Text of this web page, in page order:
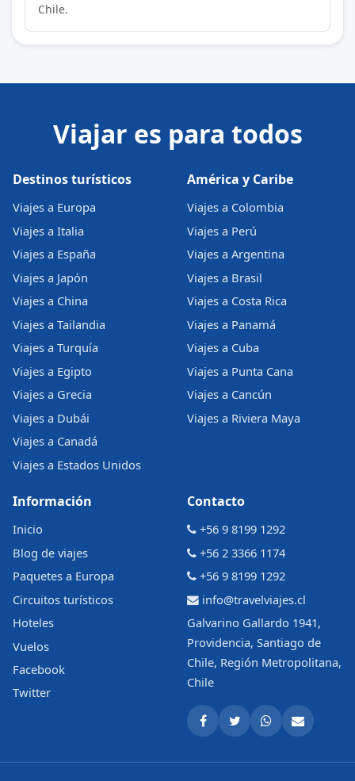
Chile.
Viajar es para todos
Destinos turísticos
Viajes a Europa
Viajes a Italia
Viajes a España
Viajes a Japón
Viajes a China
Viajes a Tailandia
Viajes a Turquía
Viajes a Egipto
Viajes a Grecia
Viajes a Dubái
Viajes a Canadá
Viajes a Estados Unidos
América y Caribe
Viajes a Colombia
Viajes a Perú
Viajes a Argentina
Viajes a Brasil
Viajes a Costa Rica
Viajes a Panamá
Viajes a Cuba
Viajes a Punta Cana
Viajes a Cancún
Viajes a Riviera Maya
Información
Inicio
Blog de viajes
Paquetes a Europa
Circuitos turísticos
Hoteles
Vuelos
Facebook
Twitter
Contacto
+56 9 8199 1292
+56 2 3366 1174
+56 9 8199 1292
info@travelviajes.cl
Galvarino Gallardo 1941,
Providencia, Santiago de
Chile, Región Metropolitana,
Chile